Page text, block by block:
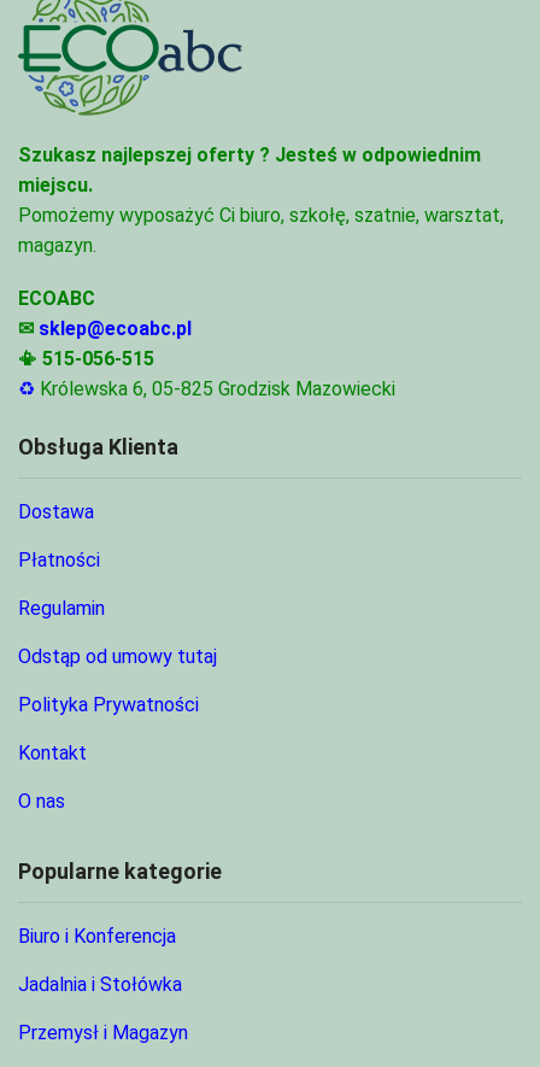
Szukasz najlepszej oferty ? Jesteś w odpowiednim
miejscu.
Pomożemy wyposażyć Ci biuro, szkołę, szatnie, warsztat,
magazyn.
ECOABC
✉ sklep@ecoabc.pl
📳 515-056-515
♻ Królewska 6, 05-825 Grodzisk Mazowiecki
Obsługa Klienta
Dostawa
Płatności
Regulamin
Odstąp od umowy tutaj
Polityka Prywatności
Kontakt
O nas
Popularne kategorie
Biuro i Konferencja
Jadalnia i Stołówka
Przemysł i Magazyn